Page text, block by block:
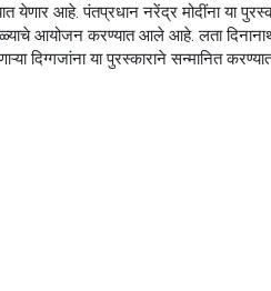
येणार आहे. पंतप्रधान नरेंद्र मोदींना या
आयोजन करण्यात आले आहे. लता
दिग्गजांना या पुरस्काराने सन्मानित